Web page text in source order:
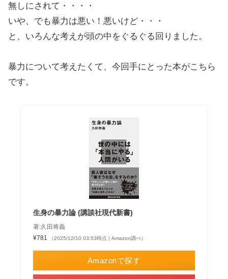
無しにされて・・・・
いや、でも暴力は悪い！悪いけど・・・
と、いろんな考えが頭の中をぐるぐる回りました。
暴力について考えたくて、今回手にとった本がこちら
です。
生身の暴力論 (講談社現代新書)
著:久田将義
¥781
（2025/12/10 03:53時点 | Amazon調べ）
Amazonで探す